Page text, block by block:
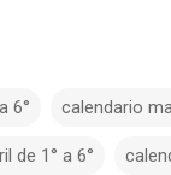
6° calendario
de 1° a 6°